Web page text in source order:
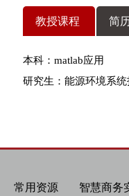
教授课程 简
本科：matlab应用
研究生：能源环境系
常用资源 智慧商务